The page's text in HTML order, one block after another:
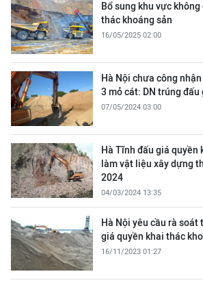
Bổ sung khu vực
thác khoáng sản
16/05/2025 02:00
Hà Nội chưa công
3 mỏ cát: DN trúng đấu
07/05/2024 03:00
Hà Tĩnh đấu giá quyền
làm vật liệu xây dựng
2024
04/03/2024 13:35
Hà Nội yêu cầu rà
giá quyền khai thác
16/11/2023 01:27